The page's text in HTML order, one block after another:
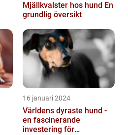
Mjällkvalster hos hund En
grundlig översikt
16 januari 2024
Världens dyraste hund -
en fascinerande
investering för